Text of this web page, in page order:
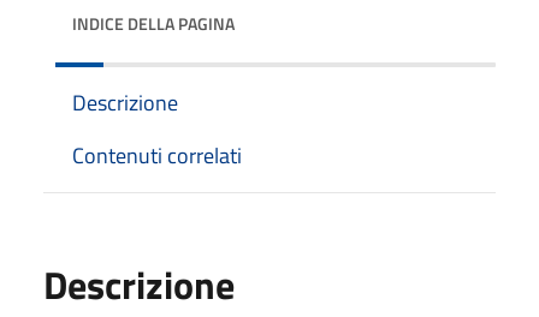
INDICE DELLA PAGINA
Descrizione
Contenuti correlati
Descrizione